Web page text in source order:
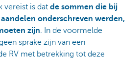
vereist is dat de sommen die bij
onderschreven werden,
zijn . In de voormelde
sprake zijn van een
RV met betrekking tot deze